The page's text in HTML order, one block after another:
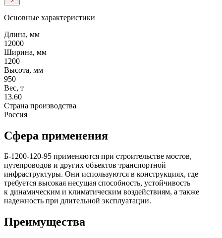
Основные характеристики
Длина, мм
12000
Ширина, мм
1200
Высота, мм
950
Вес, т
13.60
Страна производства
Россия
Сфера применения
Б-1200-120-95 применяются при строительстве мостов,
путепроводов и других объектов транспортной
инфраструктуры. Они используются в конструкциях, где
требуется высокая несущая способность, устойчивость
к динамическим и климатическим воздействиям, а также
надежность при длительной эксплуатации.
Преимущества